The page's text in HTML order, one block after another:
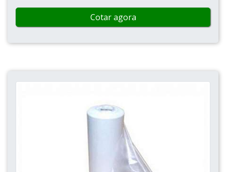
Cotar agora